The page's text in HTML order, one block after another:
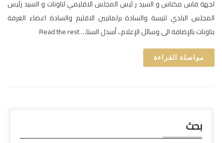
لجهة فاس مكناس و السيد ر ئيس المجلس الاقليمي لتاونات و السيد رئيس
المجلس البلدي لتيسة والسادة برلمانيين الاقليم والسادة اعضاء الغرفة
بتاونات بالإضافة الى وسائل الإعلام.، أسدل الستا… Read the rest
مواصلة القراءة
بحث